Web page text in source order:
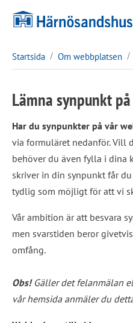
Startsida Om webbplatsen
Lämna synpunkt
Har du synpunkter på vår
via formuläret nedanför. Vill
behöver du även fylla i dina
skriver in din synpunkt får
tydlig som möjligt för att vi
Vår ambition är att besvara
men svarstiden beror
omfång.
Obs! Gäller det felanmälan
vår hemsida anmäler du